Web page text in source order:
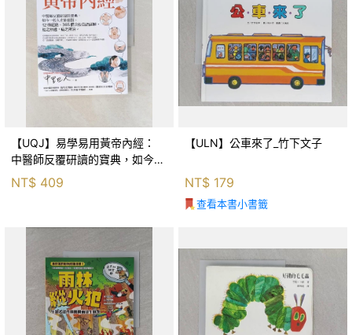
【UQJ】易學易用黃帝內經：
中醫師反覆研讀的寶典，如今一
般人也能實踐。12條經絡、365
個穴位白話詳解，經之所過，病
NT$ 409
【ULN】公車來了_竹下文子
NT$ 179
查看本書小書籤